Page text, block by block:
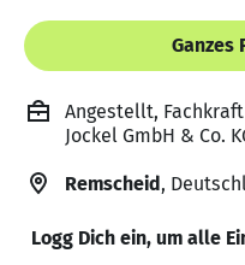
Ganzes
Angestellt,
Jockel GmbH & Co.
Remscheid,
Logg Dich ein, um alle